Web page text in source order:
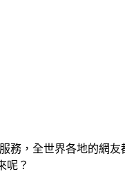
務，全世界各地的網
呢？